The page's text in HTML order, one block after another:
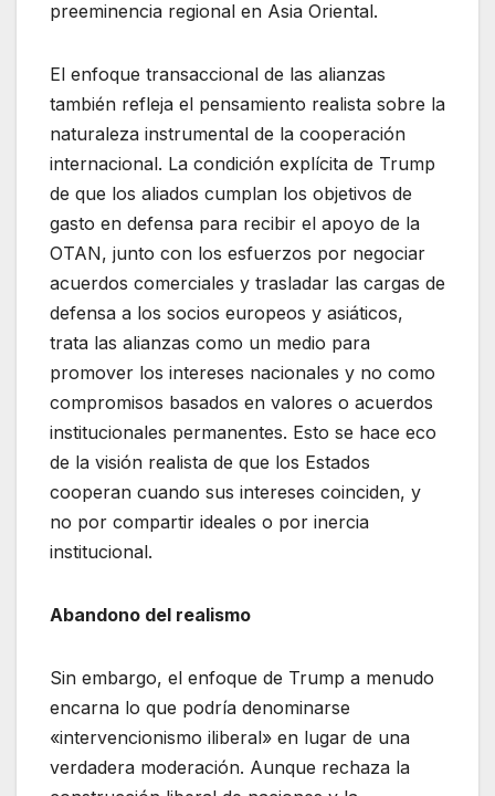
preeminencia regional en Asia Oriental.
El enfoque transaccional de las alianzas
también refleja el pensamiento realista sobre la
naturaleza instrumental de la cooperación
internacional. La condición explícita de Trump
de que los aliados cumplan los objetivos de
gasto en defensa para recibir el apoyo de la
OTAN, junto con los esfuerzos por negociar
acuerdos comerciales y trasladar las cargas de
defensa a los socios europeos y asiáticos,
trata las alianzas como un medio para
promover los intereses nacionales y no como
compromisos basados en valores o acuerdos
institucionales permanentes. Esto se hace eco
de la visión realista de que los Estados
cooperan cuando sus intereses coinciden, y
no por compartir ideales o por inercia
institucional.
Abandono del realismo
Sin embargo, el enfoque de Trump a menudo
encarna lo que podría denominarse
«intervencionismo iliberal» en lugar de una
verdadera moderación. Aunque rechaza la